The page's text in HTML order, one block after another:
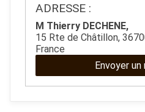
Envoyer
ADRESSE :
M Thierry DECHENE,
15 Rte de Châtillon,
France